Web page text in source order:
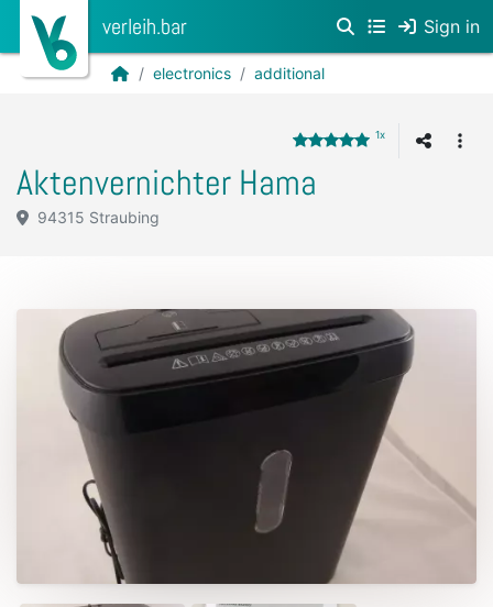
verleih.bar Sign in
electronics additional
Aktenvernichter Hama
1x
94315 Straubing